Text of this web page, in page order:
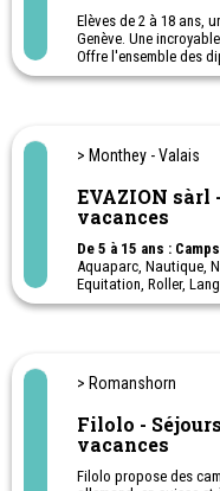
Elèves de 2 à 18 ans,
Genève. Une
Offre l'ensemble des
français, Bac
été. (Musique,
chasse au trésor et
> Monthey - Valais
EVAZION sàrl - Camps et Centres de
vacances
De 5 à 15 ans :
Aquaparc, Nautique,
Equitation, Roller,
Randonnées,
Camps de vacances
dans la région du
vacances scolaires !
Camp linguistique
> Romanshorn
Filolo -
vacances
Filolo propose des